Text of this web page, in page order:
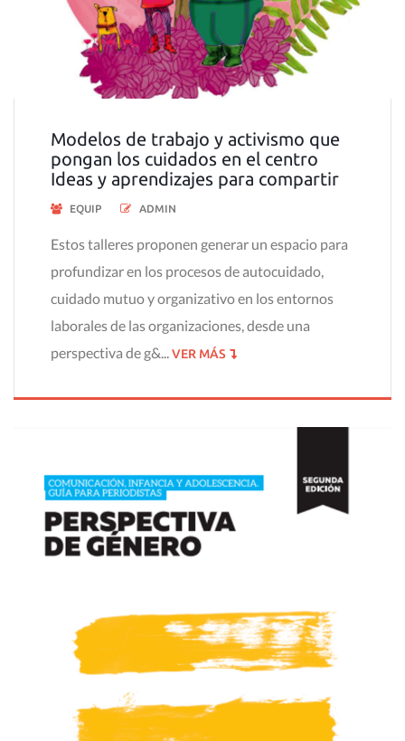
Modelos de trabajo y activismo que
pongan los cuidados en el centro
Ideas y aprendizajes para compartir
EQUIP ADMIN
Estos talleres proponen generar un espacio para
profundizar en los procesos de autocuidado,
cuidado mutuo y organizativo en los entornos
laborales de las organizaciones, desde una
perspectiva de g&...VER MÁS